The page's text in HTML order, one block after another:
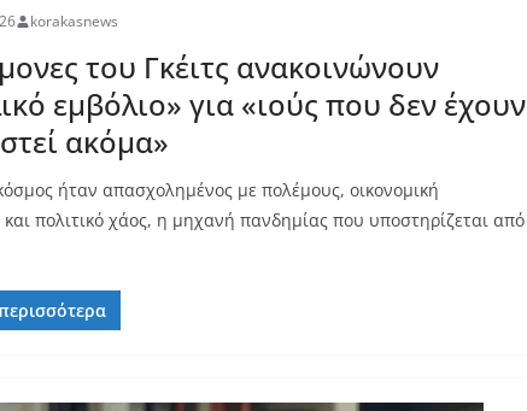
korakasnews
του Γκέιτς ανακοινώνουν
εμβόλιο» για «ιούς που δεν έχουν
ακόμα»
ήταν απασχολημένος με πολέμους, οικονομική
πολιτικό χάος, η μηχανή πανδημίας που υποστηρίζεται από